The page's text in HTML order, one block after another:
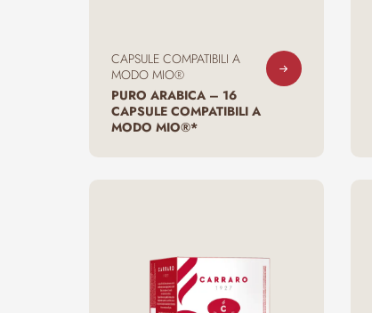
CAPSULE COMPATIBILI A
MODO MIO®
PURO ARABICA – 16
CAPSULE COMPATIBILI A
MODO MIO®*